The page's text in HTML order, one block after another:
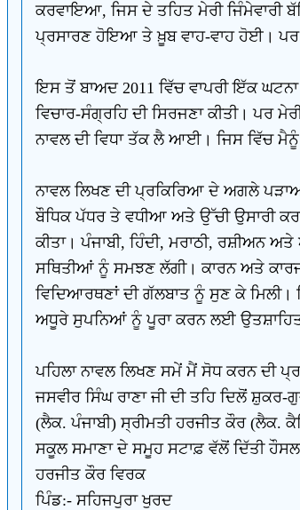
ਕਰਵਾਇਆ, ਜਿਸ ਦੇ ਤਹਿਤ ਮੇਰੀ ਜਿੰਮੇਵਾਰੀ
ਪ੍ਰਸਾਰਣ ਹੋਇਆ ਤੇ ਖ਼ੂਬ ਵਾਹ-ਵਾਹ ਹੋਈ।
ਇਸ ਤੋਂ ਬਾਅਦ 2011 ਵਿੱਚ ਵਾਪਰੀ ਇੱਕ
ਵਿਚਾਰ-ਸੰਗ੍ਰਹਿ ਦੀ ਸਿਰਜਣਾ ਕੀਤੀ। ਪਰ
ਨਾਵਲ ਦੀ ਵਿਧਾ ਤੱਕ ਲੈ ਆਈ। ਜਿਸ ਵਿੱਚ
ਨਾਵਲ ਲਿਖਣ ਦੀ ਪ੍ਰਕਿਰਿਆ ਦੇ ਅਗਲੇ
ਬੌਧਿਕ ਪੱਧਰ ਤੇ ਵਧੀਆ ਅਤੇ ਉੱਚੀ ਉਸਾਰੀ
ਕੀਤਾ। ਪੰਜਾਬੀ, ਹਿੰਦੀ, ਮਰਾਠੀ, ਰਸ਼ੀਅਨ
ਸਥਿਤੀਆਂ ਨੂੰ ਸਮਝਣ ਲੱਗੀ। ਕਾਰਨ ਅਤੇ
ਵਿਦਿਆਰਥਣਾਂ ਦੀ ਗੱਲਬਾਤ ਨੂੰ ਸੁਣ ਕੇ
ਅਧੂਰੇ ਸੁਪਨਿਆਂ ਨੂੰ ਪੂਰਾ ਕਰਨ ਲਈ
ਪਹਿਲਾ ਨਾਵਲ ਲਿਖਣ ਸਮੇਂ ਮੈਂ ਸੋਧ ਕਰਨ ਦੀ
ਜਸਵੀਰ ਸਿੰਘ ਰਾਣਾ ਜੀ ਦੀ ਤਹਿ ਦਿਲੋਂ
(ਲੈਕ. ਪੰਜਾਬੀ) ਸ੍ਰੀਮਤੀ ਹਰਜੀਤ ਕੌਰ (ਲੈਕ.
ਸਕੂਲ ਸਮਾਣਾ ਦੇ ਸਮੂਹ ਸਟਾਫ਼ ਵੱਲੋਂ ਦਿੱਤੀ
ਹਰਜੀਤ ਕੌਰ ਵਿਰਕ
ਪਿੰਡ:- ਸਹਿਜਪੁਰਾ ਖੁਰਦ